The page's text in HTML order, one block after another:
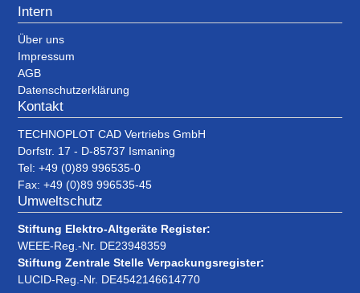
Intern
Über uns
Impressum
AGB
Datenschutzerklärung
Kontakt
TECHNOPLOT CAD Vertriebs GmbH
Dorfstr. 17 - D-85737 Ismaning
Tel: +49 (0)89 996535-0
Fax: +49 (0)89 996535-45
Umweltschutz
Stiftung Elektro-Altgeräte Register:
WEEE-Reg.-Nr. DE23948359
Stiftung Zentrale Stelle Verpackungsregister:
LUCID-Reg.-Nr. DE4542146614770